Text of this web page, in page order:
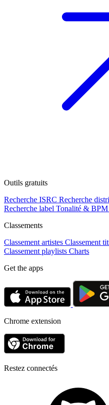
Outils gratuits
Recherche ISRC Recherche
Recherche label Tonalité & BPM
Classements
Classement artistes Classement
Classement playlists Charts
Get the apps
Chrome extension
Restez connectés